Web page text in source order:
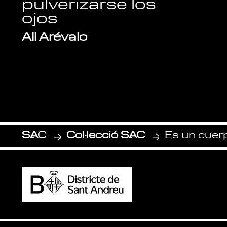
SAC
- Col·lecció SAC
- Es un
pulverizarse los
ojos
Ali Arévalo